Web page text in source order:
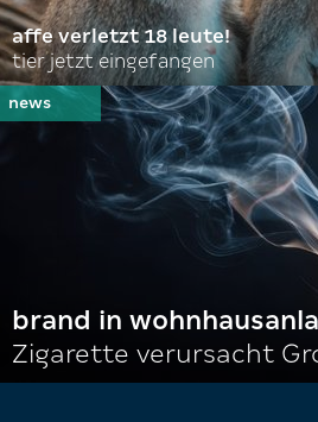
affe verletzt 18 leute!
tier jetzt eingefangen
brand in
Zigarette verursacht